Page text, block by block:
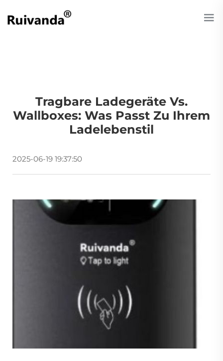
Tragbare Ladegeräte Vs.
Wallboxes: Was Passt Zu Ihrem
Ladelebenstil
2025-06-19 19:37:50